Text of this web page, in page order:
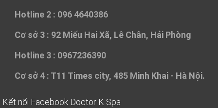
Hotline 2 : 096 4640386
Cơ sở 3 : 92 Miếu Hai Xã, Lê Chân, Hải Phòng
Hotline 3 : 0967236390
Cơ sở 4 : T11 Times city, 485 Minh Khai - Hà Nội.
Kết nối Facebook Doctor K Spa